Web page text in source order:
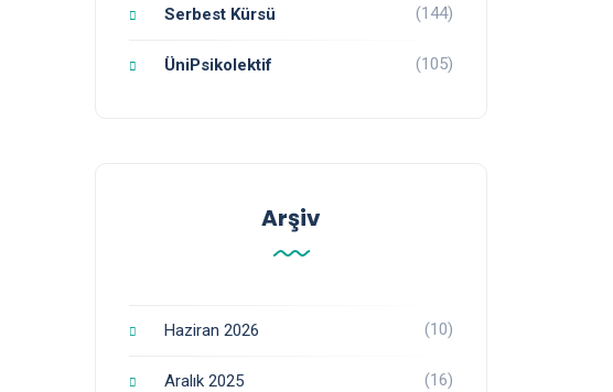
Serbest Kürsü (144)
ÜniPsikolektif (105)
Arşiv
Haziran 2026 (10)
Aralık 2025 (16)